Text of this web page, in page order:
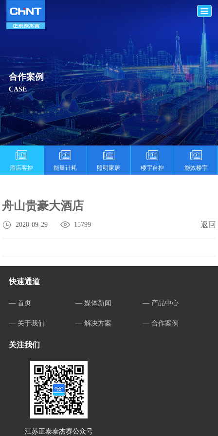
合作案例
CASE
酒店客控 能量计耗 照明家居 楼宇自控 能效楼宇
舟山贵豪大酒店
返回
2020-09-29 15799
快速通道
— 首页 — 媒体新闻 — 产品中心
— 关于我们 — 解决方案 — 合作案例
关注我们
江苏正泰泰杰赛公众号